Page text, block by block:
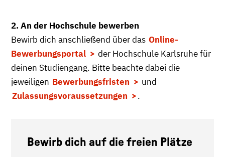
2. An der Hochschule bewerben
Bewirb dich anschließend über das Online-
Bewerbungsportal
der Hochschule Karlsruhe für
deinen Studiengang. Bitte beachte dabei die
jeweiligen Bewerbungsfristen
und
Zulassungsvoraussetzungen
.
Bewirb dich auf die freien Plätze